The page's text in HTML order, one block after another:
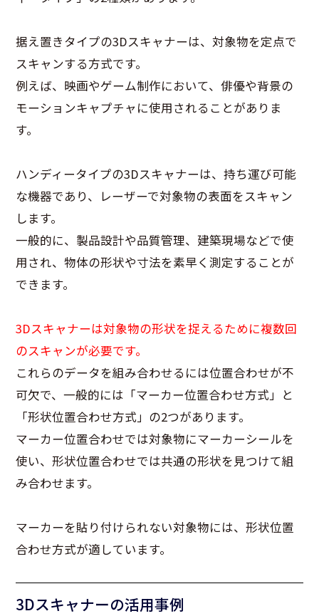
据え置きタイプの3Dスキャナーは、対象物を定点で
スキャンする方式です。
例えば、映画やゲーム制作において、俳優や背景の
モーションキャプチャに使用されることがありま
す。
ハンディータイプの3Dスキャナーは、持ち運び可能
な機器であり、レーザーで対象物の表面をスキャン
します。
一般的に、製品設計や品質管理、建築現場などで使
用され、物体の形状や寸法を素早く測定することが
できます。
3Dスキャナーは対象物の形状を捉えるために複数回
のスキャンが必要です。
これらのデータを組み合わせるには位置合わせが不
可欠で、一般的には「マーカー位置合わせ方式」と
「形状位置合わせ方式」の2つがあります。
マーカー位置合わせでは対象物にマーカーシールを
使い、形状位置合わせでは共通の形状を見つけて組
み合わせます。
マーカーを貼り付けられない対象物には、形状位置
合わせ方式が適しています。
3Dスキャナーの活用事例